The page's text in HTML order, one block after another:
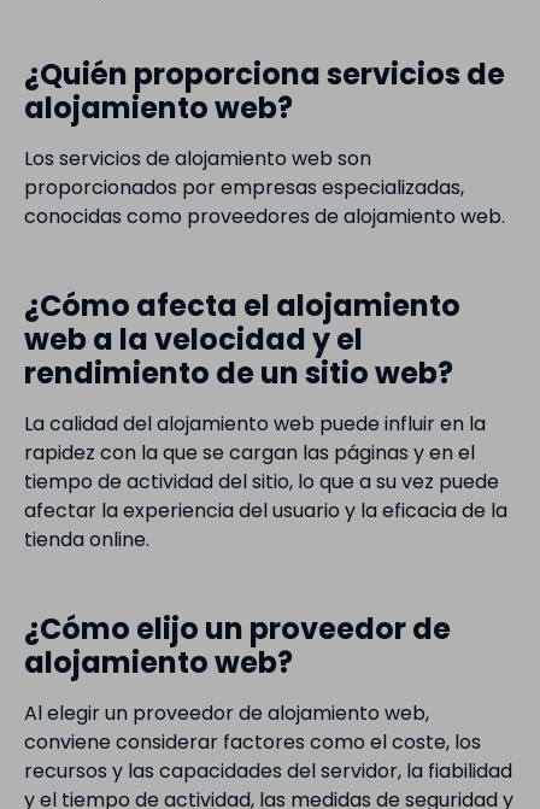
¿Quién proporciona servicios de
alojamiento web?
Los servicios de alojamiento web son
proporcionados por empresas especializadas,
conocidas como proveedores de alojamiento web.
¿Cómo afecta el alojamiento
web a la velocidad y el
rendimiento de un sitio web?
La calidad del alojamiento web puede influir en la
rapidez con la que se cargan las páginas y en el
tiempo de actividad del sitio, lo que a su vez puede
afectar la experiencia del usuario y la eficacia de la
tienda online.
¿Cómo elijo un proveedor de
alojamiento web?
Al elegir un proveedor de alojamiento web,
conviene considerar factores como el coste, los
recursos y las capacidades del servidor, la fiabilidad
y el tiempo de actividad, las medidas de seguridad y